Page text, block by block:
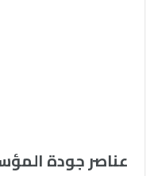
عناصر جودة